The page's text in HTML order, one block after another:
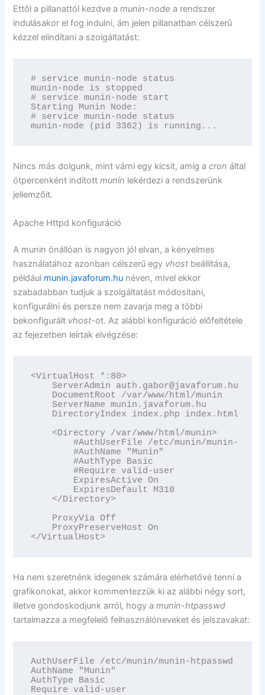
Ettől a pillanattól kezdve amunin-node a rendszer
indulásakor el fog indulni, ám jelen pillanatban célszerű
kézzel elindítani a szolgáltatást:
# service munin-node status
munin-node is stopped
# service munin-node start
Starting Munin Node:
# service munin-node status
munin-node (pid 3362) is running...
Nincs más dolgunk, mint várni egy kicsit, amíg acron által
ötpercenként indítottmunin lekérdezi a rendszerünk
jellemzőit.
Apache Httpd konfiguráció
A munin önállóan is nagyon jól elvan, a kényelmes
használatához azonban célszerű egy vhost beállítása,
például munin.javaforum.hu néven, mivel ekkor
szabadabban tudjuk a szolgáltatást módosítani,
konfigurálni és persze nem zavarja meg a többi
bekonfigurált vhost-ot. Az alábbi konfiguráció előfeltétele
az fejezetben leírtak elvégzése:
<VirtualHost *:80>
    ServerAdmin auth.gabor@javaforum.hu
    DocumentRoot /var/www/html/munin
    ServerName munin.javaforum.hu
DirectoryIndex index.php index.html
    <Directory /var/www/html/munin>
#AuthUserFile /etc/munin/munin-
        #AuthName "Munin"
        #AuthType Basic
        #Require valid-user
        ExpiresActive On
        ExpiresDefault M310
    </Directory>
    ProxyVia Off
    ProxyPreserveHost On
</VirtualHost>
Ha nem szeretnénk idegenek számára elérhetővé tenni a
grafikonokat, akkor kommentezzük ki az alábbi négy sort,
illetve gondoskodjunk arról, hogy amunin-htpasswd
tartalmazza a megfelelő felhasználóneveket és jelszavakat:
AuthUserFile /etc/munin/munin-htpasswd
AuthName "Munin"
AuthType Basic
Require valid-user